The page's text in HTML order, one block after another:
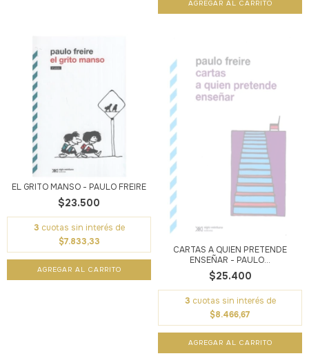
EL GRITO MANSO - PAULO FREIRE
$23.500
3 cuotas sin interés de
$7.833,33
CARTAS A QUIEN PRETENDE
ENSEÑAR - PAULO...
$25.400
3 cuotas sin interés de
$8.466,67